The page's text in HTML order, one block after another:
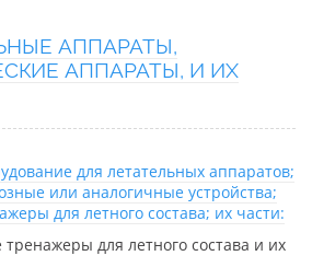
АППАРАТЫ,
АППАРАТЫ, И ИХ
для летательных аппаратов;
или аналогичные устройства;
для летного состава; их части:
для летного состава и их